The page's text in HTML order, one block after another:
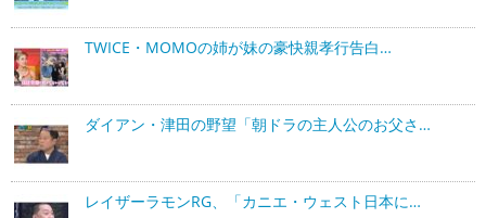
TWICE・MOMOの姉が妹の豪快親孝行告白…
ダイアン・津田の野望「朝ドラの主人公のお父さ…
レイザーラモンRG、「カニエ・ウェスト日本に…